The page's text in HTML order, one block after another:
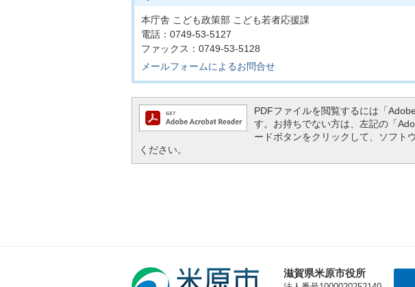
本庁舎 こども政策部 こども若者応援課
電話：0749-53-5127
ファックス：0749-53-5128
メールフォームによるお問合せ
PDFファイルを閲覧するには「
す。お持ちでない方は、左記の「
ードボタンをクリックして、ソフト
ください。
滋賀県米原市役所